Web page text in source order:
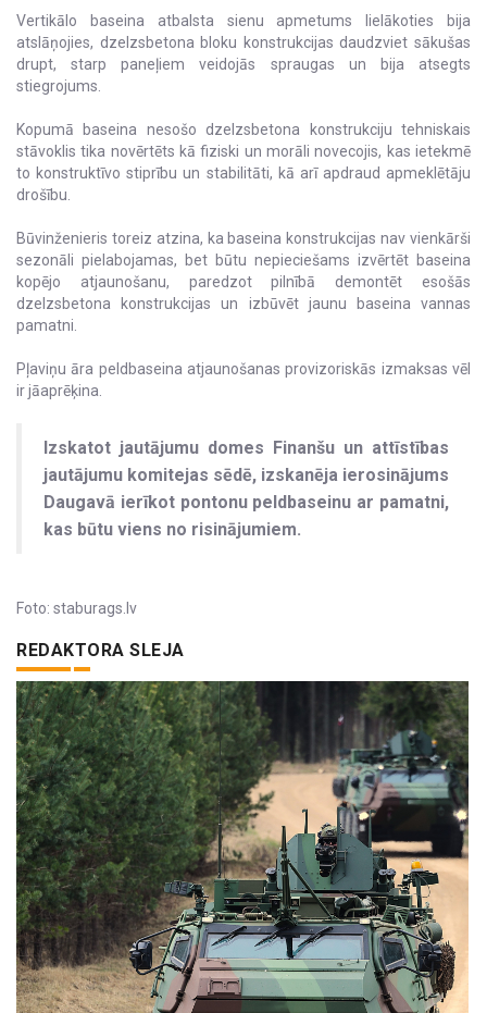
Vertikālo baseina atbalsta sienu apmetums lielākoties bija
atslāņojies, dzelzsbetona bloku konstrukcijas daudzviet sākušas
drupt, starp paneļiem veidojās spraugas un bija atsegts
stiegrojums.
Kopumā baseina nesošo dzelzsbetona konstrukciju tehniskais
stāvoklis tika novērtēts kā fiziski un morāli novecojis, kas ietekmē
to konstruktīvo stiprību un stabilitāti, kā arī apdraud apmeklētāju
drošību.
Būvinženieris toreiz atzina, ka baseina konstrukcijas nav vienkārši
sezonāli pielabojamas, bet būtu nepieciešams izvērtēt baseina
kopējo atjaunošanu, paredzot pilnībā demontēt esošās
dzelzsbetona konstrukcijas un izbūvēt jaunu baseina vannas
pamatni.
Pļaviņu āra peldbaseina atjaunošanas provizoriskās izmaksas vēl
ir jāaprēķina.
Izskatot jautājumu domes Finanšu un attīstības
jautājumu komitejas sēdē, izskanēja ierosinājums
Daugavā ierīkot pontonu peldbaseinu ar pamatni,
kas būtu viens no risinājumiem.
Foto: staburags.lv
REDAKTORA SLEJA